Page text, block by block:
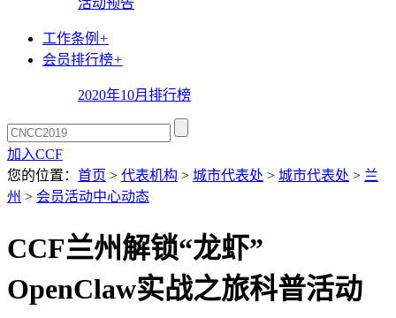
活动预告
工作条例 +
会员排行榜+
2020年10月排行榜
加入CCF
您的位置： 首页 > 代表机构 > 城市代表处 > 城市代表处 > 兰
州 > 会员活动中心动态
CCF兰州解锁“龙虾”
OpenClaw实战之旅科普活动